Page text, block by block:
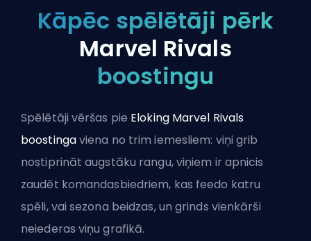
Kāpēc spēlētāji pērk
Marvel Rivals
boostingu
Spēlētāji vēršas pie Eloking Marvel Rivals
boostingaviena no trim iemesliem: viņi grib
nostiprināt augstāku rangu, viņiem ir apnicis
zaudēt komandasbiedriem, kas feedo katru
spēli, vai sezona beidzas, un grinds vienkārši
neiederas viņu grafikā.